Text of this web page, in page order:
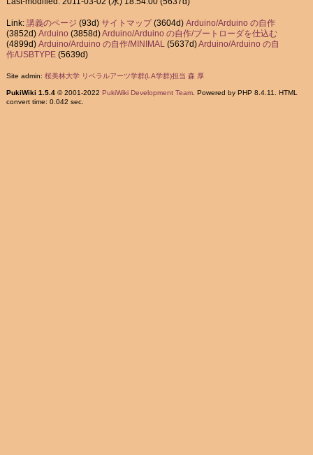
Link: 講義のページ (93d) サイトマップ(3604d) Arduino/Arduino の自作
(3852d) Arduino (3858d)Arduino/Arduino の自作/ブートローダを仕込む
(4899d) Arduino/Arduino の自作/MINIMAL (5637d)Arduino/Arduino の自
作/USBTYPE (5639d)
Site admin: 桜美林大学 リベラルアーツ学群(LA学群)担当 森 厚
PukiWiki 1.5.4© 2001-2022 PukiWiki Development Team. Powered by PHP 8.4.11. HTML
convert time: 0.042 sec.